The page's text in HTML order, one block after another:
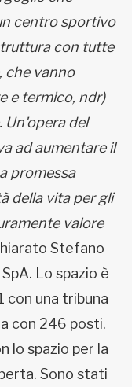
centro sportivo
con tutte
che vanno
e termico, ndr)
Un'opera del
ad aumentare il
promessa
della vita per gli
valore
Stefano
Lo spazio è
con una tribuna
con 246 posti.
lo spazio per la
Sono stati